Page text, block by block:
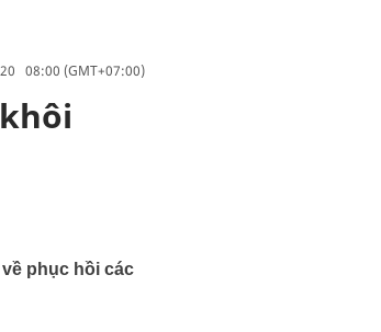
08:00 (GMT+07:00)
phục hồi các